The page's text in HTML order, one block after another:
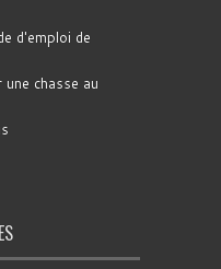
d'emploi de
chasse au